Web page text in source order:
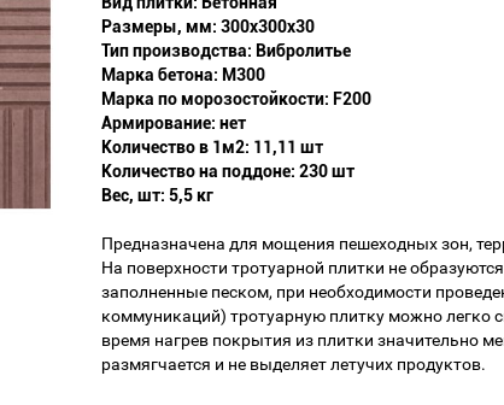
Размеры, мм: 300х300х30
Тип производства: Вибролитье
Марка бетона: М300
Марка по морозостойкости: F200
Армирование: нет
Количество в 1м2: 11,11 шт
Количество на поддоне: 230 шт
Вес, шт: 5,5 кг
Предназначена для мощения пешеходных зон,
На поверхности тротуарной плитки не
заполненные песком, при необходимости
коммуникаций) тротуарную плитку можно легко
время нагрев покрытия из плитки значительно
размягчается и не выделяет летучих продуктов.